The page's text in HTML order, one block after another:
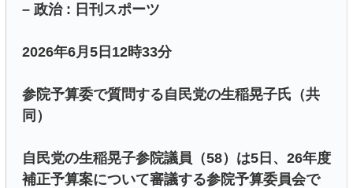
– 政治 : 日刊スポーツ
2026年6月5日12時33分
参院予算委で質問する自民党の生稲晃子氏（共
同）
自民党の生稲晃子参院議員（58）は5日、26年度
補正予算案について審議する参院予算委員会で